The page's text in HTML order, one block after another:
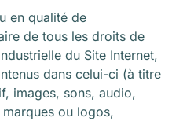
en qualité de
de tous les droits de
du Site Internet,
dans celui-ci (à titre
images, sons, audio,
ou logos,